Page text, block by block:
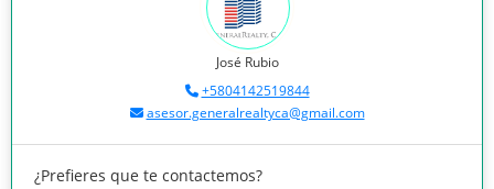
José Rubio
+5804142519844
asesor.generalrealtyca@gmail.com
¿Prefieres que te contactemos?